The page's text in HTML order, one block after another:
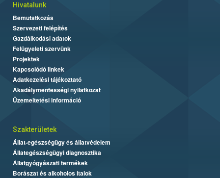
Hivatalunk
Bemutatkozás
Szervezeti felépítés
Gazdálkodási adatok
Felügyeleti szervünk
Projektek
Kapcsolódó linkek
Adatkezelési tájékoztató
Akadálymentességi nyilatkozat
Üzemeltetési információ
Szakterületek
Állat-egészségügy és állatvédelem
Állategészségügyi diagnosztika
Állatgyógyászati termékek
Borászat és alkoholos italok